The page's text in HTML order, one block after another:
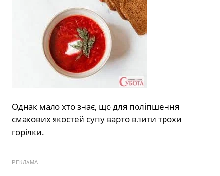
Однак мало хто знає, що для поліпшення
смакових якостей супу варто влити трохи
горілки.
РЕКЛАМА